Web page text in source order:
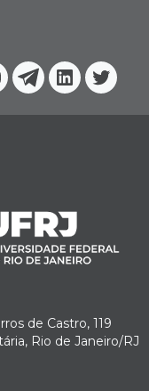
Telegram
Linkedin
de Castro, 119
Rio de Janeiro/RJ